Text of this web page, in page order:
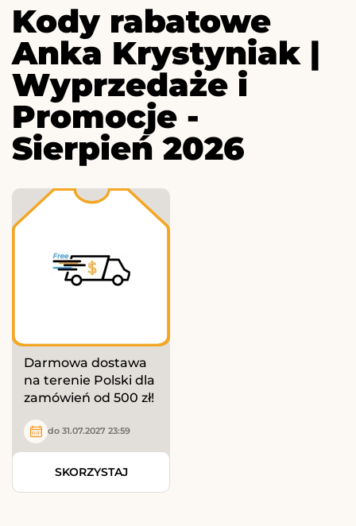
Kody rabatowe
Anka Krystyniak |
Wyprzedaże i
Promocje -
Sierpień 2026
Darmowa dostawa
na terenie Polski dla
zamówień od 500 zł!
do 31.07.2027 23:59
SKORZYSTAJ